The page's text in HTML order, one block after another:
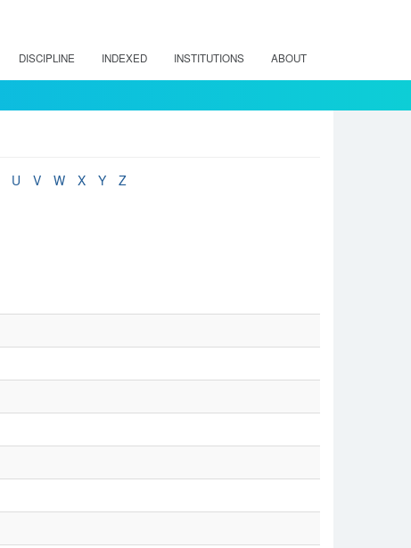
DISCIPLINE INDEXED INSTITUTIONS ABOUT
U V W X Y Z